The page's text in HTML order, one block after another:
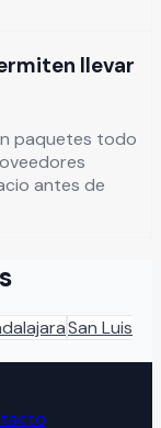
llevar
paquetes todo
antes de
San Luis